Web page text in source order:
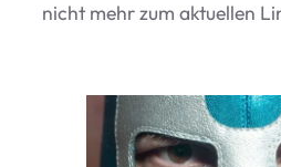
nicht mehr zum aktu­el­len